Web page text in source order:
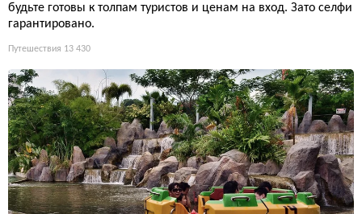
будьте готовы к толпам туристов и ценам на вход. Зато селфи
гарантировано.
Путешествия 13 430